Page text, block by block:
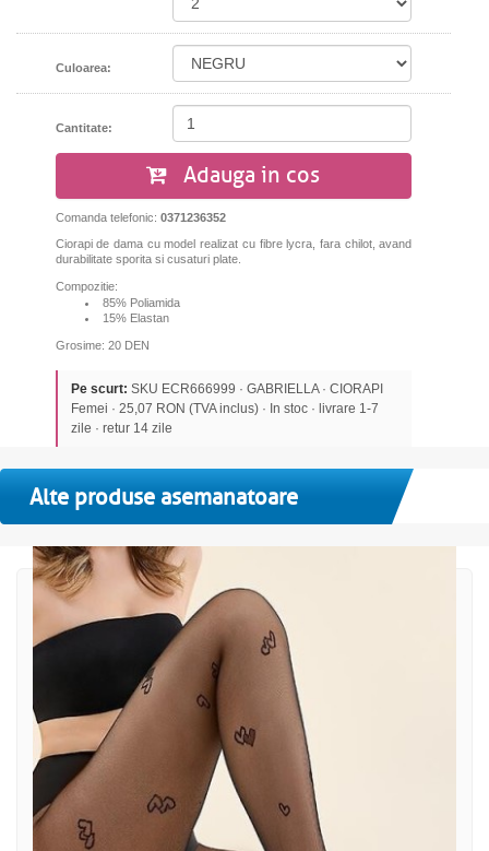
Culoarea:
Cantitate:
Adauga in cos
Comanda telefonic: 0371236352
Ciorapi de dama cu model realizat cu fibre lycra, fara chilot, avand
durabilitate sporita si cusaturi plate.
Compozitie:
85% Poliamida
15% Elastan
Grosime: 20 DEN
Pe scurt: SKU ECR666999 · GABRIELLA · CIORAPI
Femei · 25,07 RON (TVA inclus) · In stoc · livrare 1-7
zile · retur 14 zile
Alte produse asemanatoare